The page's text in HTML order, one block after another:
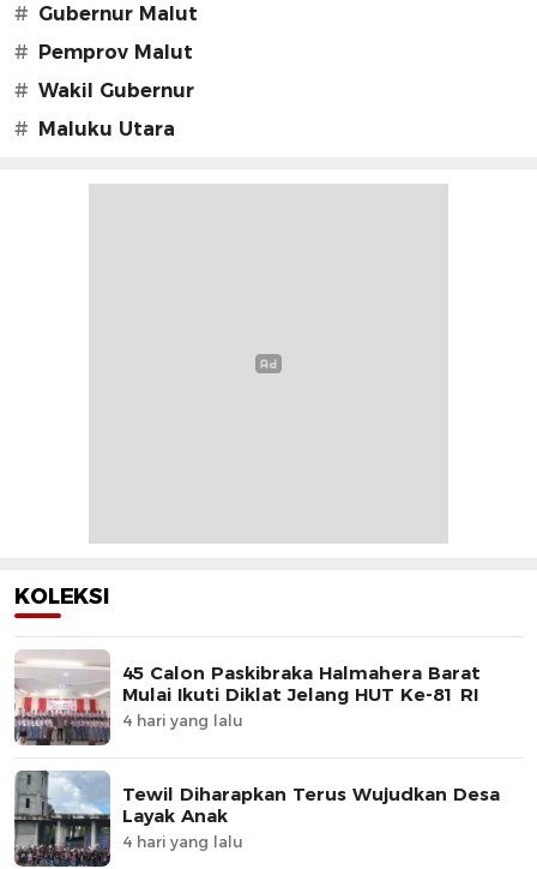
# Gubernur Malut
# Pemprov Malut
# Wakil Gubernur
# Maluku Utara
KOLEKSI
45 Calon Paskibraka Halmahera Barat
Mulai Ikuti Diklat Jelang HUT Ke-81 RI
4 hari yang lalu
Tewil Diharapkan Terus Wujudkan Desa
Layak Anak
4 hari yang lalu